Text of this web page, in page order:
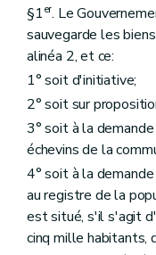
§1er. Le
sauvegarde les
alinéa 2, et ce:
1° soit d'initiative;
2° soit sur
3° soit à la
échevins de la
4° soit à la
au registre de la
est situé, s'il s'agit
cinq mille habitants,